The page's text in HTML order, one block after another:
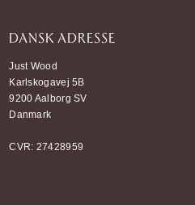
DANSK ADRESSE
Just Wood
Karlskogavej 5B
9200 Aalborg SV
Danmark
CVR: 27428959